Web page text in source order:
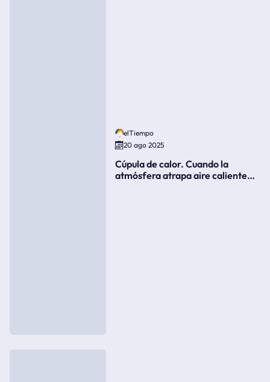
elTiempo
20 ago 2025
Cúpula de calor. Cuando la
atmósfera atrapa aire caliente